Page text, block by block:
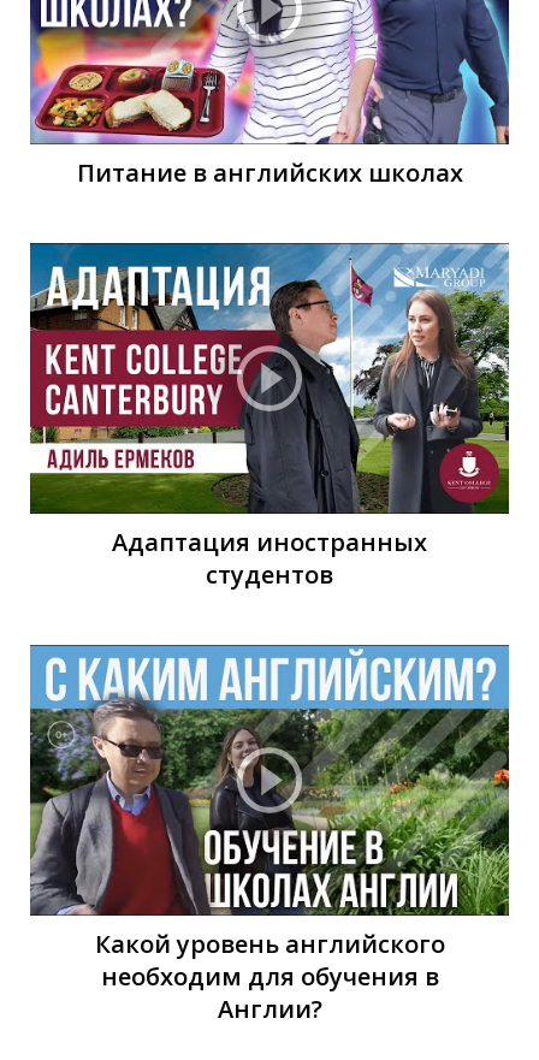
У
С
Питание в английских школах
Адаптация иностранных
студентов
Какой уровень английского
необходим для обучения в
Англии?